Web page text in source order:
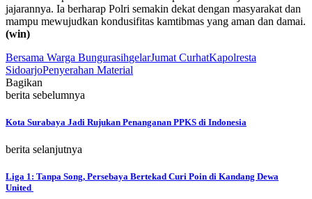
jajarannya. Ia berharap Polri semakin dekat dengan masyarakat dan
mampu mewujudkan kondusifitas kamtibmas yang aman dan damai.
(win)
Bersama Warga BungurasihgelarJumat CurhatKapolresta
SidoarjoPenyerahan Material
Bagikan
berita sebelumnya
Kota Surabaya Jadi Rujukan Penanganan PPKS di Indonesia
berita selanjutnya
Liga 1: Tanpa Song, Persebaya Bertekad Curi Poin di Kandang Dewa
United